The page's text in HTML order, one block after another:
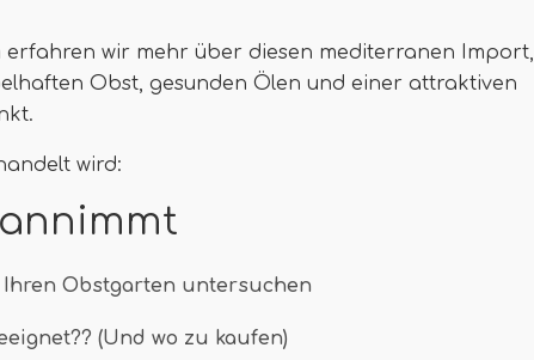
erfahren wir mehr über diesen mediterranen Import,
Obst, gesunden Ölen und einer attraktiven
wird:
Ihren Obstgarten untersuchen
(Und wo zu kaufen)